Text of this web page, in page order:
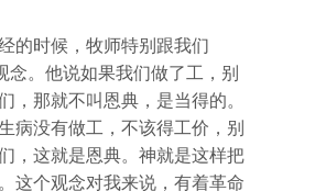
的时候，牧师特别跟我们
念。他说如果我们做了工，别
，那就不叫恩典，是当得的。
病没有做工，不该得工价，别
，这就是恩典。神就是这样把
这个观念对我来说，有着革命